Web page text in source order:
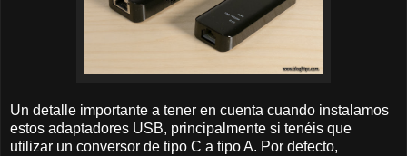
Un detalle importante a tener en cuenta cuando instalamos
estos adaptadores USB, principalmente si tenéis que
utilizar un conversor de tipo C a tipo A. Por defecto,